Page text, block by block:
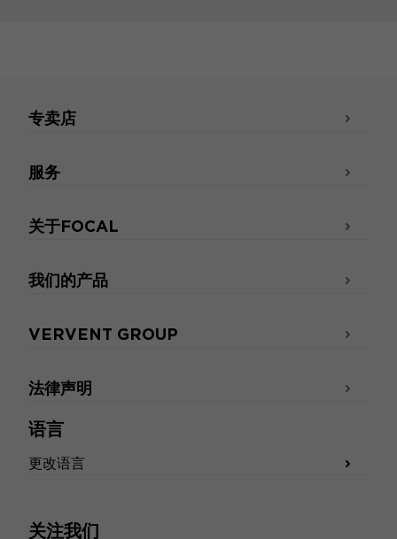
语言
更改语言
关注我们
专卖店
服务
关于FOCAL
我们的产品
VERVENT GROUP
法律声明